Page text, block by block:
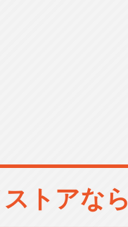
トアなら